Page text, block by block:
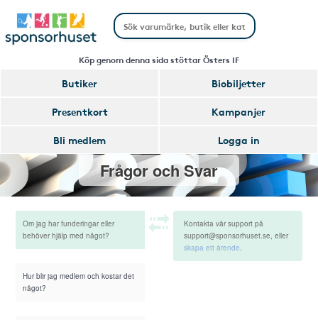
Köp genom denna sida stöttar Östers IF
Butiker
Biobiljetter
Presentkort
Kampanjer
Bli medlem
Logga in
Frågor och Svar
Om jag har funderingar eller
behöver hjälp med något?
Hur blir jag medlem och kostar det
något?
Kontakta vår support på
support@sponsorhuset.se, eller
skapa ett ärende.